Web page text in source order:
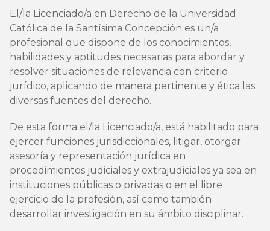
El/la Licenciado/a en Derecho de la Universidad
Católica de la Santísima Concepción es un/a
profesional que dispone de los conocimientos,
habilidades y aptitudes necesarias para abordar y
resolver situaciones de relevancia con criterio
jurídico, aplicando de manera pertinente y ética las
diversas fuentes del derecho.
De esta forma el/la Licenciado/a, está habilitado para
ejercer funciones jurisdiccionales, litigar, otorgar
asesoría y representación jurídica en
procedimientos judiciales y extrajudiciales ya sea en
instituciones públicas o privadas o en el libre
ejercicio de la profesión, así como también
desarrollar investigación en su ámbito disciplinar.